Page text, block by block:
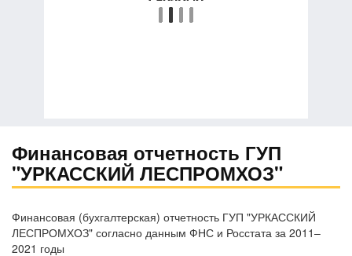
Финансовая отчетность ГУП
"УРКАССКИЙ ЛЕСПРОМХОЗ"
Финансовая (бухгалтерская) отчетность ГУП "УРКАССКИЙ
ЛЕСПРОМХОЗ" согласно данным ФНС и Росстата за 2011–
2021 годы